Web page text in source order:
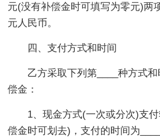
元(没有补偿金时可填写为零元)两
元人民币。
四、支付方式和时间
乙方采取下列第____种方式
偿金：
1、现金方式(一次或分次)支
偿金时可划去)，支付的时间为____